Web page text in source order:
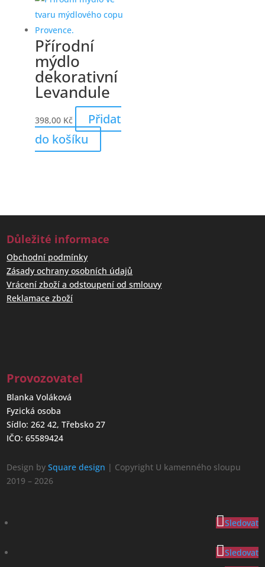
Přírodní
mýdlo
dekorativní
Levandule
398,00 Kč
Přidat
do košíku
Důležité informace
Obchodní podmínky
Zásady ochrany osobních údajů
Vrácení zboží a odstoupení od smlouvy
Reklamace zboží
Provozovatel
Blanka Voláková
Fyzická osoba
Sídlo: 262 42, Třebsko 27
IČO: 65589424
Design bySquare design | Copyright U kamenného sloupu
2019 – 2026
Sledovat
Sledovat